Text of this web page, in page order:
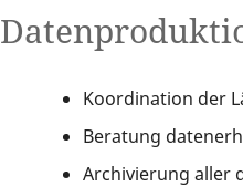
Koordination der
Beratung
Archivierung aller